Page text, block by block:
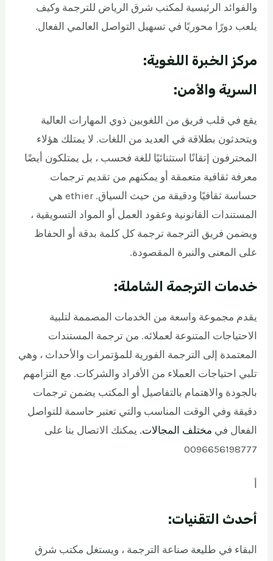
والفوائد الرئيسية لمكتب شرق الرياض للترجمة وكيف
يلعب دورًا محوريًا في تسهيل التواصل العالمي الفعال.
مركز الخبرة اللغوية:
السرية والأمن:
يقع في قلب فريق من اللغويين ذوي المهارات العالية
ويتحدثون بطلاقة في العديد من اللغات. لا يمتلك هؤلاء
المحترفون إتقانًا استثنائيًا للغة فحسب ، بل يمتلكون أيضًا
معرفة ثقافية متعمقة أو يمكنهم من تقديم ترجمات
حساسة ثقافيًا ودقيقة من حيث السياق. ethier هي
المستندات القانونية وعقود العمل أو المواد التسويقية ،
ويضمن فريق الترجمة ترجمة كل كلمة بدقة أو الحفاظ
على المعنى والنبرة المقصودة.
خدمات الترجمة الشاملة:
يقدم مجموعة واسعة من الخدمات المصممة لتلبية
الاحتياجات المتنوعة لعملائه. من ترجمة المستندات
المعتمدة إلى الترجمة الفورية للمؤتمرات والأحداث ، وهي
تلبي احتياجات العملاء من الأفراد والشركات. مع التزامهم
بالجودة والاهتمام بالتفاصيل أو المكتب يضمن ترجمات
دقيقة وفي الوقت المناسب والتي تعتبر حاسمة للتواصل
الفعال في مختلف المجالات. يمكنك الاتصال بنا على
0096656198777
أحدث التقنيات:
البقاء في طليعة صناعة الترجمة ، ويستغل مكتب شرق